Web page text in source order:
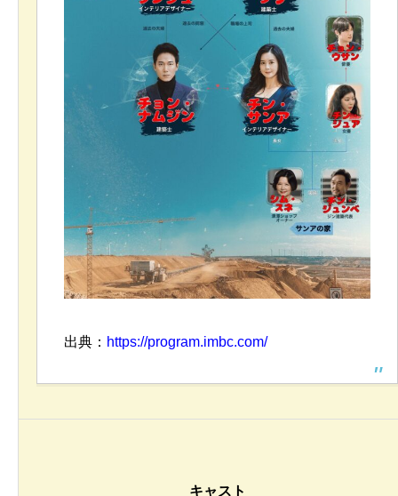
出典： https://program.imbc.com/
キャスト